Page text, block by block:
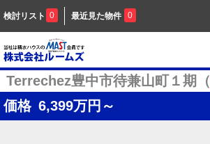
検討リスト 0 最近見た物件 0
Terrechez豊中市待兼山町１期（
価格 6,399万円～